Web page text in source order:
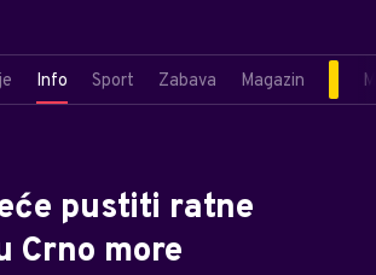
Info Sport Zabava Magazin
pustiti ratne
Crno more